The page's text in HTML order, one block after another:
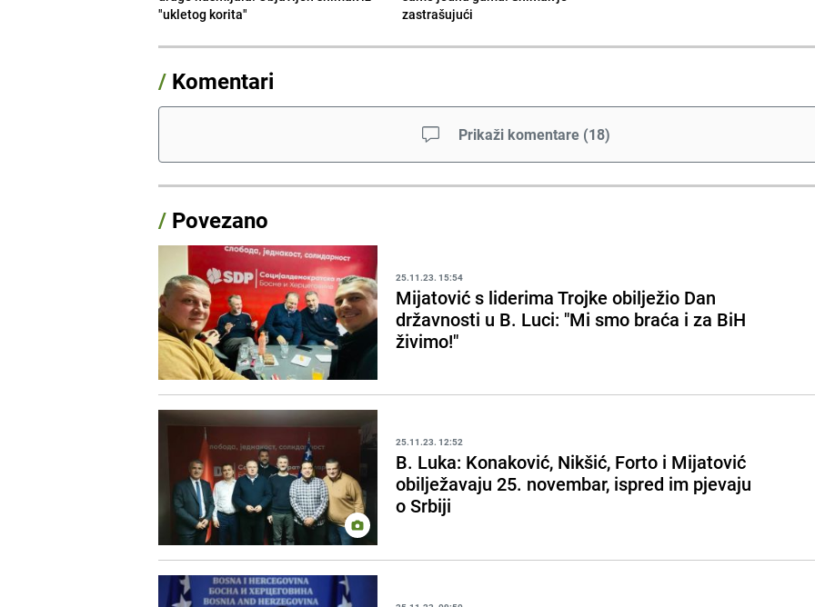
"ukletog korita"
zastrašujući
/ Komentari
Prikaži komentare (18)
/ Povezano
25.11.23. 15:54
Mijatović s liderima Trojke obilježio Dan
državnosti u B. Luci: "Mi smo braća i za BiH
živimo!"
25.11.23. 12:52
B. Luka: Konaković, Nikšić, Forto i Mijatović
obilježavaju 25. novembar, ispred im pjevaju
o Srbiji